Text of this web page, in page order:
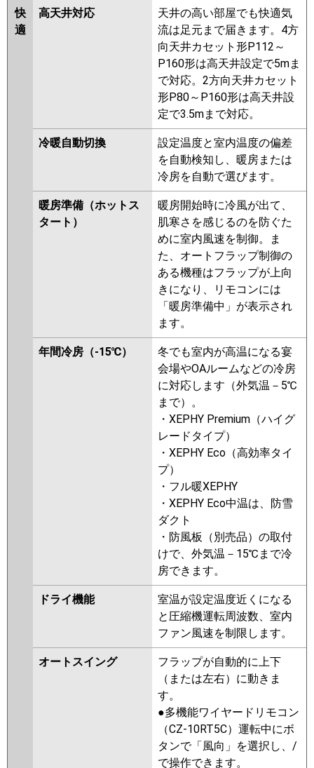
ERMP45SELEZ PLZ-ERMP45SEEY
PLZ-ERMP45SEY PLZ-
ERMP45SELEY
PLZ-ERMP45SEEV
PLZ-ERMP45SEV PLZ-
ERMP45SELEV
PLZ-ERMP45SER
PLZ-ERMP45SELER PLZ-
ERMP45SEER
日立 RCI-GP45RSHJ11 RCI-
GP45RSHJ9 RCI-GP45RSHJ8
RCI-GP45RSHJ7 RCI-GP45RSHJ6
RCI-GP45RSHJ5 RCI-GP45RSHJ4
RCI-GP45RSHJ3 RCI-GP45RSHJ2
FDTV456HK6S FDTV456HK6S-
FDTV456HK6S-osj
FDTV456HK6S-rak
FDTV455HKA5SA-osj
FDTV455HKA5SA-rak
FDTV455HKA5SA-airf
FDTV455HKA5SA
FDTV455HK5SA-osj
FDTV455HK5SA-rak
FDTV455HK5SA-airf
FDTV455HK5SA
FDTV455HK5S-rak
FDTV455HK5S-airf
FDTV455HK5S-airflex
FDTV455HK5S
PA-P45U7SHNBX
PA-P45U7SHN PA-P45U7SH PA-
P45U6SCB PA-P45U6SCNB PA-
P45U6SHB PA-P45U6SHNB
P45U6SH PA-P45U6SHN
快
適
高天井対応
天井の高い部屋でも快適気
流は足元まで届きます。4方
向天井カセット形P112～
P160形は高天井設定で5mま
で対応。2方向天井カセット
形P80～P160形は高天井設
定で3.5mまで対応。
冷暖自動切換
設定温度と室内温度の偏差
を自動検知し、暖房または
冷房を自動で選びます。
暖房準備（ホットス
タート）
暖房開始時に冷風が出て、
肌寒さを感じるのを防ぐた
めに室内風速を制御。ま
た、オートフラップ制御の
ある機種はフラップが上向
きになり、リモコンには
「暖房準備中」が表示され
ます。
年間冷房（-15℃）
冬でも室内が高温になる宴
会場やOAルームなどの冷房
に対応します（外気温－5℃
まで）。
・XEPHY Premium（ハイグ
レードタイプ）
・XEPHY Eco（高効率タイ
プ）
・フル暖XEPHY
・XEPHY Eco中温は、防雪
ダクト
・防風板（別売品）の取付
けで、外気温－15℃まで冷
房できます。
ドライ機能
室温が設定温度近くになる
と圧縮機運転周波数、室内
ファン風速を制限します。
オートスイング
フラップが自動的に上下
（または左右）に動きま
す。
●多機能ワイヤードリモコン
（CZ-10RT5C）運転中にボ
タンで「風向」を選択し、/
で操作できます。